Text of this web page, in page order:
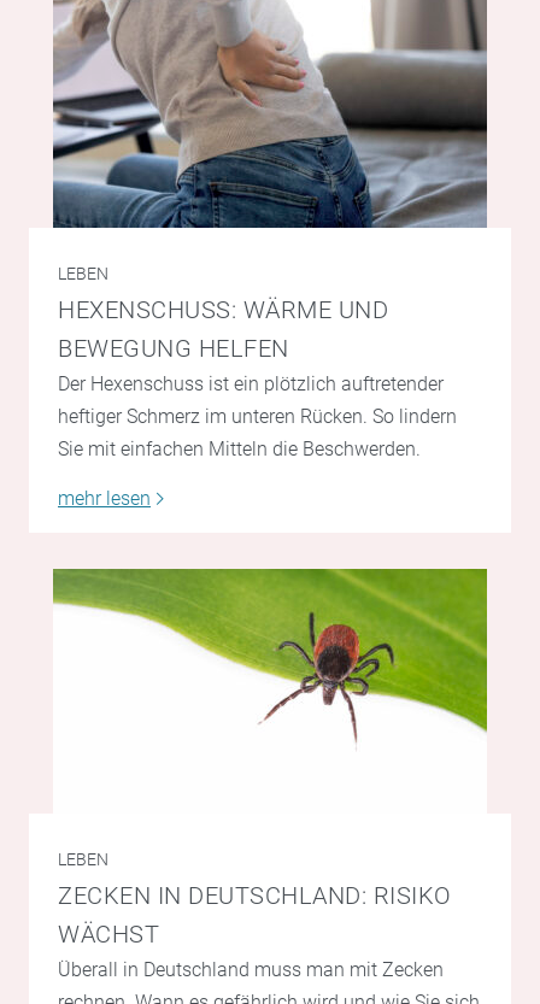
LEBEN
HEXENSCHUSS: WÄRME UND
BEWEGUNG HELFEN
Der Hexenschuss ist ein plötzlich auftretender
heftiger Schmerz im unteren Rücken. So lindern
Sie mit einfachen Mitteln die Beschwerden.
mehr lesen
LEBEN
ZECKEN IN DEUTSCHLAND: RISIKO
WÄCHST
Überall in Deutschland muss man mit Zecken